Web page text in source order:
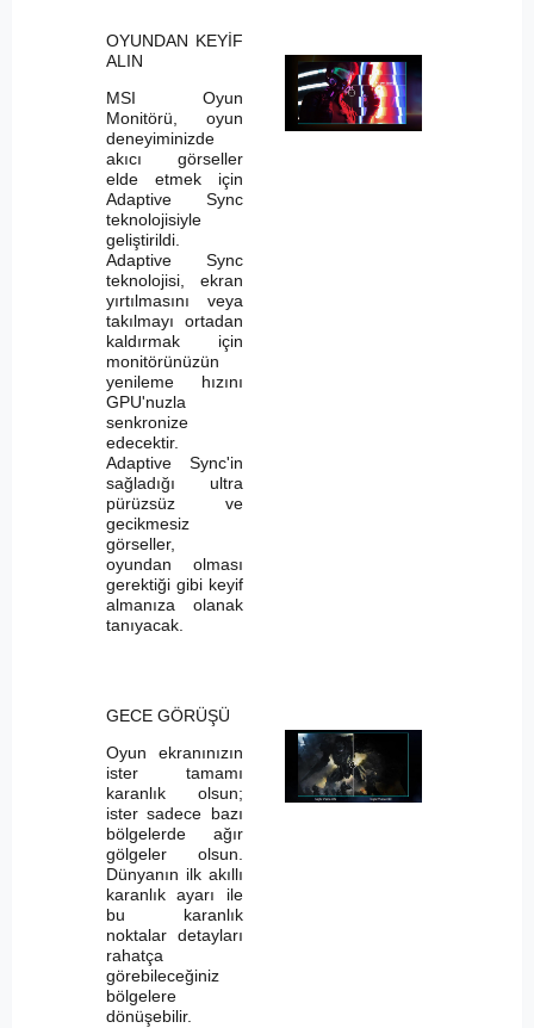
OYUNDAN KEYİF
ALIN
MSI Oyun
Monitörü, oyun
deneyiminizde
akıcı görseller
elde etmek için
Adaptive Sync
teknolojisiyle
geliştirildi.
Adaptive Sync
teknolojisi, ekran
yırtılmasını veya
takılmayı ortadan
kaldırmak için
monitörünüzün
yenileme hızını
GPU'nuzla
senkronize
edecektir.
Adaptive Sync'in
sağladığı ultra
pürüzsüz ve
gecikmesiz
görseller,
oyundan olması
gerektiği gibi keyif
almanıza olanak
tanıyacak.
GECE GÖRÜŞÜ
Oyun ekranınızın
ister tamamı
karanlık olsun;
ister sadece bazı
bölgelerde ağır
gölgeler olsun.
Dünyanın ilk akıllı
karanlık ayarı ile
bu karanlık
noktalar detayları
rahatça
görebileceğiniz
bölgelere
dönüşebilir.